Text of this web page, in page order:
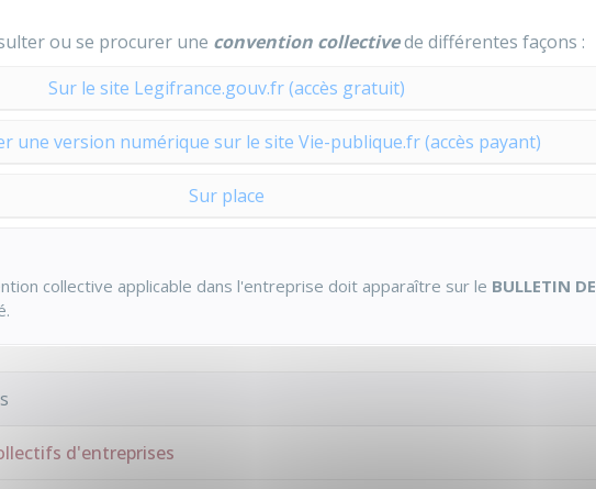
ou se procurer une convention collectivede différentes façons :
Sur le site Legifrance.gouv.fr (accès gratuit)
une version numérique sur le site Vie-publique.fr (accès payant)
Sur place
collective applicable dans l'entreprise doit apparaître sur le BULLETIN DE
d'entreprises